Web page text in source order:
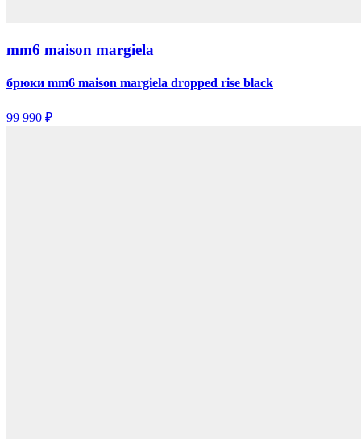
mm6 maison margiela
брюки mm6 maison margiela dropped rise black
99 990 ₽